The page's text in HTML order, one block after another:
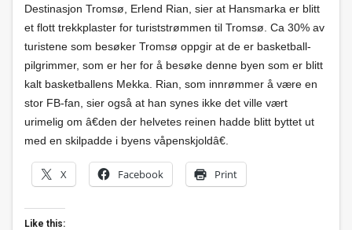
Destinasjon Tromsø, Erlend Rian, sier at Hansmarka er blitt
et flott trekkplaster for turiststrømmen til Tromsø. Ca 30% av
turistene som besøker Tromsø oppgir at de er basketball-
pilgrimmer, som er her for å besøke denne byen som er blitt
kalt basketballens Mekka. Rian, som innrømmer å være en
stor FB-fan, sier også at han synes ikke det ville vært
urimelig om â€den der helvetes reinen hadde blitt byttet ut
med en skilpadde i byens våpenskjoldâ€.
X Facebook Print
Like this: